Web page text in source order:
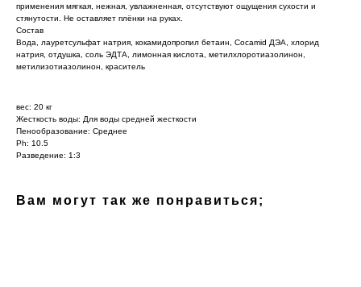
применения мягкая, нежная, увлажненная, отсутствуют ощущения сухости и
стянутости. Не оставляет плёнки на руках.
Состав
Вода, лауретсульфат натрия, кокамидопропил бетаин, Cocamid ДЭА, хлорид
натрия, отдушка, соль ЭДТА, лимонная кислота, метилхлоротиазолинон,
метилизотиазолинон, краситель
вес: 20 кг
Жесткость воды: Для воды средней жесткости
Пенообразование: Среднее
Ph: 10.5
Разведение: 1:3
Вам могут так же понравиться;